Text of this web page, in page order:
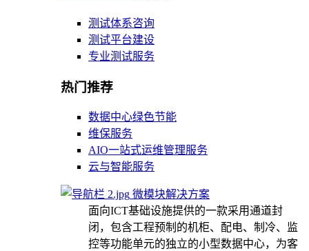
测试体系咨询
测试平台建设
专业测试服务
热门推荐
数据中心绿色节能
维保服务
AIO一站式运维管理服务
云与智能服务
微模块解决方案
面向ICT基础设施提供的一款采用通道封
闭，包含工程预制的机柜、配电、制冷、监
控等功能单元的独立的小型数据中心，为客